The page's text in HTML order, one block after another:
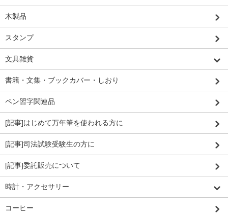
木製品
スタンプ
文具雑貨
書籍・文集・ブックカバー・しおり
ペン習字関連品
[記事]はじめて万年筆を使われる方に
[記事]司法試験受験生の方に
[記事]委託販売について
時計・アクセサリー
コーヒー